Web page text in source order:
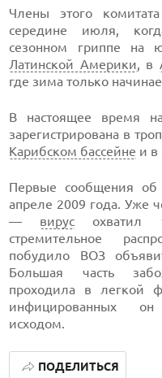
Члены этого
середине июля,
сезонном гриппе на
Латинской Америки, в
где зима только
В настоящее время
зарегистрирована в
Карибском бассейне и в
Первые сообщения об
апреле 2009 года. Уже
— вирус охватил
стремительное
побудило ВОЗ
Большая часть
проходила в легкой
инфицированных
исходом.
ПОДЕЛИТЬСЯ